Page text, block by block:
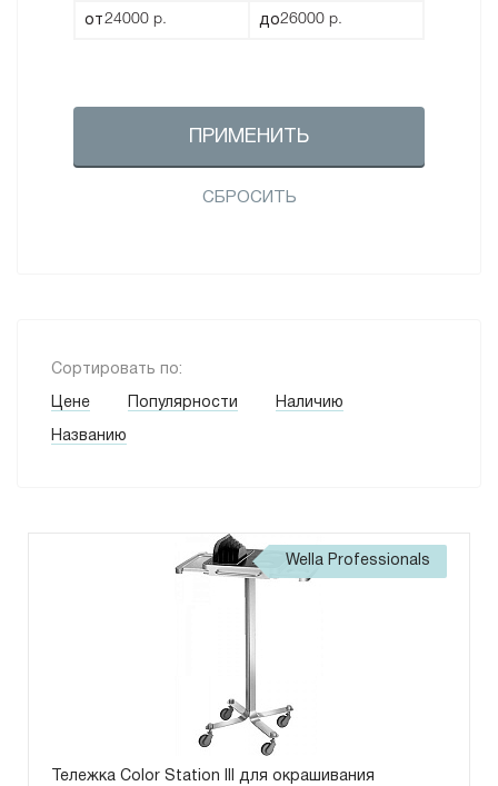
от до
ПРИМЕНИТЬ
СБРОСИТЬ
Сортировать по:
Цене Популярности Наличию
Названию
Wella Professionals
Тележка Color Station III для окрашивания